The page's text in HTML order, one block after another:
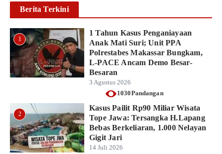
Berita Terkini
1
1 Tahun Kasus Penganiayaan
Anak Mati Suri; Unit PPA
Polrestabes Makassar Bungkam,
L-PACE Ancam Demo Besar-
Besaran
3 Agustus 2026
1030Pandangan
2
Kasus Pailit Rp90 Miliar Wisata
Tope Jawa: Tersangka H.Lapang
Bebas Berkeliaran, 1.000 Nelayan
Gigit Jari
14 Juli 2026